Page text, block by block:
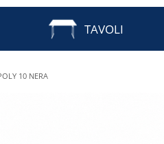
TAVOLI
10 NERA